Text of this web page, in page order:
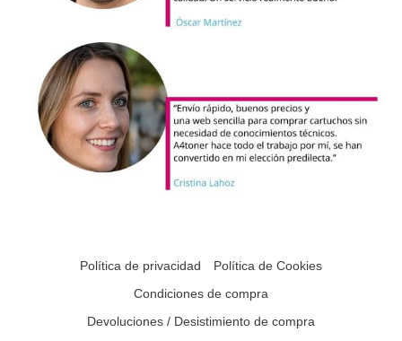
Política de privacidad
Política de Cookies
Condiciones de compra
Devoluciones / Desistimiento de compra